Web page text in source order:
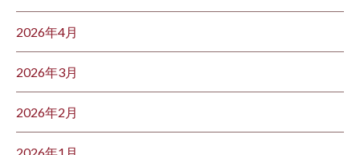
2026年4月
2026年3月
2026年2月